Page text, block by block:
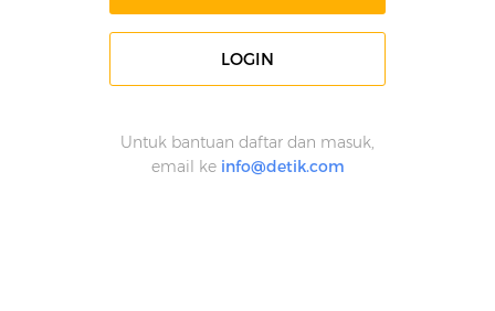
LOGIN
Untuk bantuan daftar dan masuk,
email ke info@detik.com